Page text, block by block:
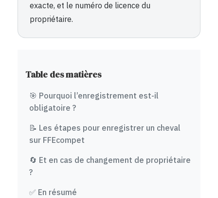
exacte, et le numéro de licence du
propriétaire.
Table des matières
🎯 Pourquoi l’enregistrement est-il
obligatoire ?
📝 Les étapes pour enregistrer un cheval
sur FFEcompet
🔄 Et en cas de changement de propriétaire
?
✅ En résumé